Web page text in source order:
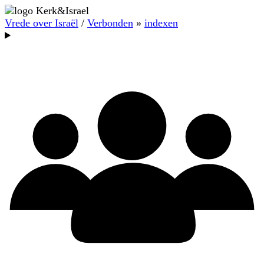
Vrede over Israël / Verbonden » indexen